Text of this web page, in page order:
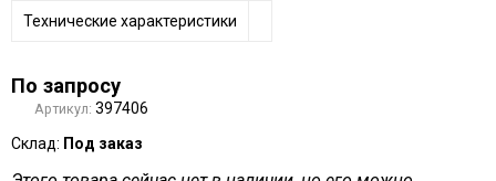
Технические характеристики
По запросу
Артикул: 397406
Склад: Под заказ